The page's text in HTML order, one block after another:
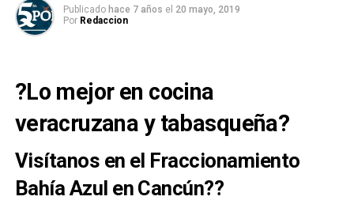
Publicado hace 7 años el 20 mayo, 2019
Por Redaccion
?Lo mejor en cocina
veracruzana y tabasqueña?
Visítanos en el Fraccionamiento
Bahía Azul en Cancún??